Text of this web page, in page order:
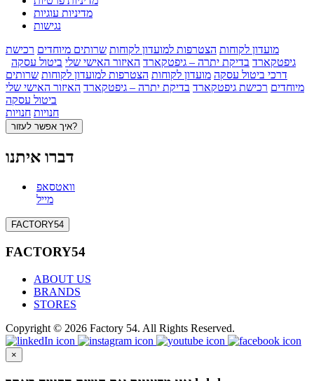
מדיניות עוגיות
נגישות
מועדון לקוחות הצטרפות למועדון לקוחות שרותים מיוחדים רכישת
גיפטקארד בדיקת יתרה – גיפטקארד האיזור האישי שלי ביטול עסקה
דרכי ביטול עסקה מועדון לקוחות הצטרפות למועדון לקוחות שרותים
מיוחדים רכישת גיפטקארד בדיקת יתרה – גיפטקארד האיזור האישי שלי
ביטול עסקה
חנויות חנויות
איך אפשר לעזור?
דברו איתנו
וואטסאפ
מייל
FACTORY54
FACTORY54
ABOUT US
BRANDS
STORES
Copyright © 2026 Factory 54. All Rights Reserved.
×